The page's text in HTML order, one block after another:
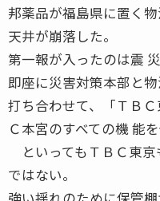
邦薬品が福島県に置く
天井が崩落した。
第一報が入ったのは震
即座に災害対策本部と
打ち合わせて、「ＴＢ
Ｃ本宮のすべての機 能
といってもＴＢＣ東
ではない。